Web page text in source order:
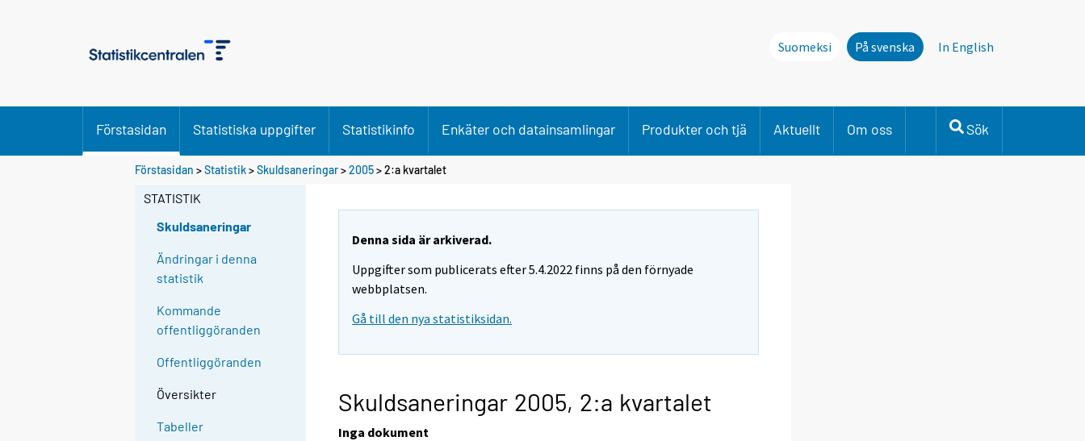
Suomeksi På svenska In English
Förstasidan Statistiska uppgifter Statistikinfo Enkäter och datainsamlingar Produkter och tjä Aktuellt Om oss Sök
Förstasidan >Statistik>Skuldsaneringar>2005>2:a kvartalet
STATISTIK
Skuldsaneringar
Ändringar i denna
statistik
Kommande
offentliggöranden
Offentliggöranden
Översikter
Tabeller
Denna sida är arkiverad.
Uppgifter som publicerats efter 5.4.2022 finns på den förnyade
webbplatsen.
Gå till den nya statistiksidan.
Skuldsaneringar 2005, 2:a kvartalet
Inga dokument